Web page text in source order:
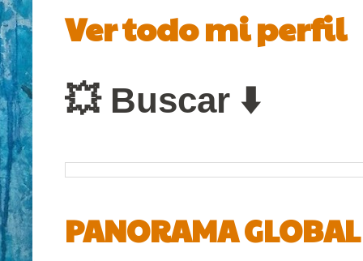
Ver todo mi perfil
💥 Buscar ⬇️
PANORAMA